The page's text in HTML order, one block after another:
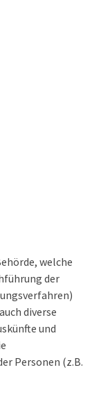
welche
der
diverse
und
Personen (z.B.